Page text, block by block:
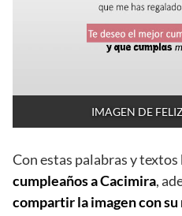
IMAGEN DE
Con estas palabras y
cumpleaños a Cacimira,
compartir la imagen con su